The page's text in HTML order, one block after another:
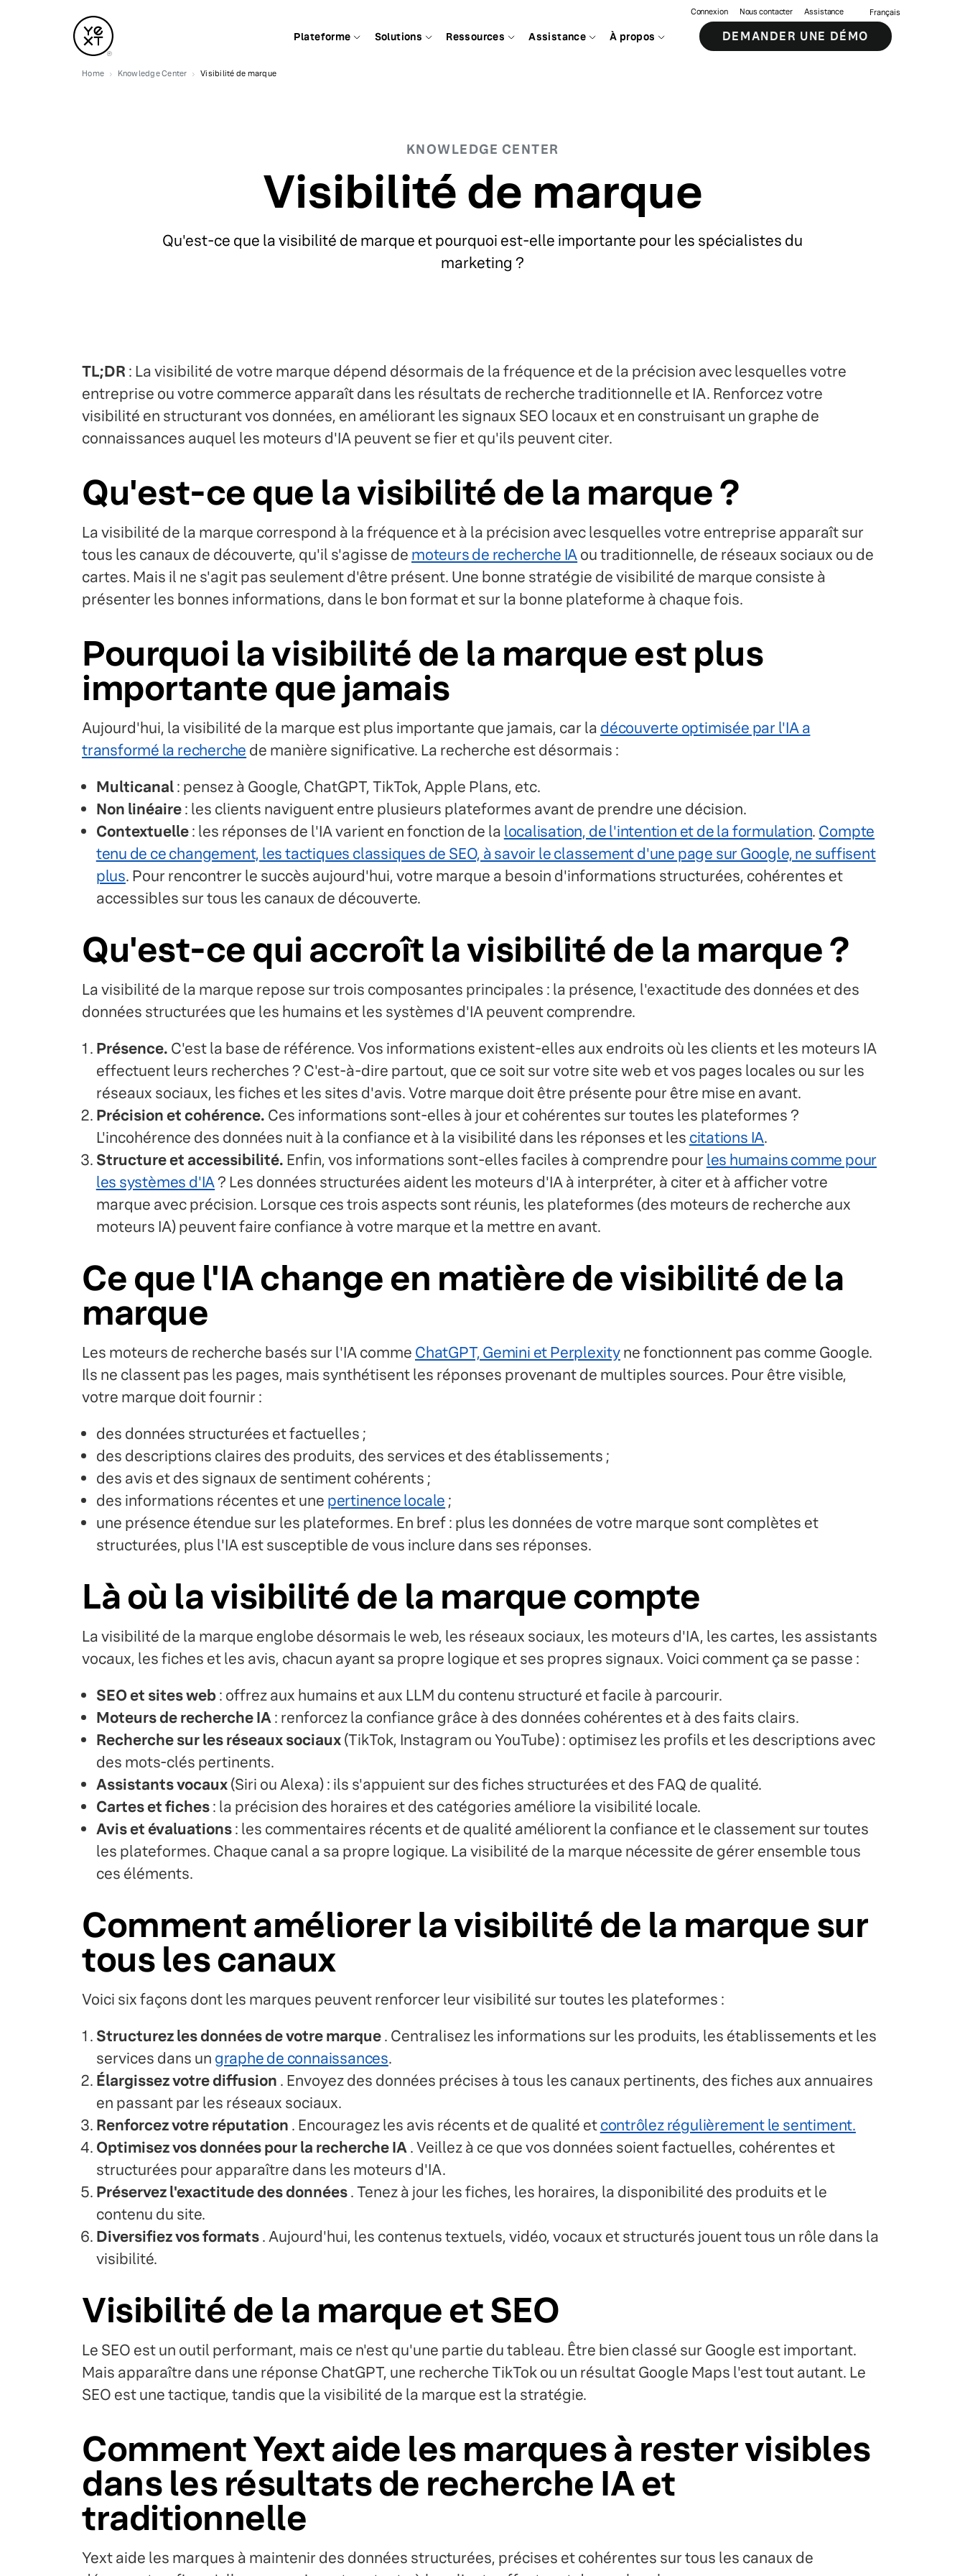
Plateforme Solutions Ressources Assistance À propos
Connexion Nous contacter Assistance Français
DEMANDER UNE DÉMO
Home Knowledge Center Visibilité de marque
KNOWLEDGE CENTER
Visibilité de marque
Qu'est-ce que la visibilité de marque et pourquoi est-elle importante pour les spécialistes du
marketing ?
TL;DR : La visibilité de votre marque dépend désormais de la fréquence et de la précision avec lesquelles votre
entreprise ou votre commerce apparaît dans les résultats de recherche traditionnelle et IA. Renforcez votre
visibilité en structurant vos données, en améliorant les signaux SEO locaux et en construisant un graphe de
connaissances auquel les moteurs d'IA peuvent se fier et qu'ils peuvent citer.
Qu'est-ce que la visibilité de la marque ?
La visibilité de la marque correspond à la fréquence et à la précision avec lesquelles votre entreprise apparaît sur
tous les canaux de découverte, qu'il s'agisse de moteurs de recherche IAou traditionnelle, de réseaux sociaux ou de
cartes. Mais il ne s'agit pas seulement d'être présent. Une bonne stratégie de visibilité de marque consiste à
présenter les bonnes informations, dans le bon format et sur la bonne plateforme à chaque fois.
Pourquoi la visibilité de la marque est plus
importante que jamais
Aujourd'hui, la visibilité de la marque est plus importante que jamais, car la découverte optimisée par l'IA a
transformé la recherche de manière significative. La recherche est désormais :
Multicanal: pensez à Google, ChatGPT, TikTok, Apple Plans, etc.
Non linéaire: les clients naviguent entre plusieurs plateformes avant de prendre une décision.
Contextuelle: les réponses de l'IA varient en fonction de la localisation, de l'intention et de la formulation. Compte
tenu de ce changement, les tactiques classiques de SEO, à savoir le classement d'une page sur Google, ne suffisent
plus. Pour rencontrer le succès aujourd'hui, votre marque a besoin d'informations structurées, cohérentes et
accessibles sur tous les canaux de découverte.
Qu'est-ce qui accroît la visibilité de la marque ?
La visibilité de la marque repose sur trois composantes principales : la présence, l'exactitude des données et des
données structurées que les humains et les systèmes d'IA peuvent comprendre.
Présence. C'est la base de référence. Vos informations existent-elles aux endroits où les clients et les moteurs IA
effectuent leurs recherches ? C'est-à-dire partout, que ce soit sur votre site web et vos pages locales ou sur les
réseaux sociaux, les fiches et les sites d'avis. Votre marque doit être présente pour être mise en avant.
Précision et cohérence. Ces informations sont-elles à jour et cohérentes sur toutes les plateformes ?
L'incohérence des données nuit à la confiance et à la visibilité dans les réponses et les citations IA.
Structure et accessibilité. Enfin, vos informations sont-elles faciles à comprendre pour les humains comme pour
les systèmes d'IA? Les données structurées aident les moteurs d'IA à interpréter, à citer et à afficher votre
marque avec précision. Lorsque ces trois aspects sont réunis, les plateformes (des moteurs de recherche aux
moteurs IA) peuvent faire confiance à votre marque et la mettre en avant.
Ce que l'IA change en matière de visibilité de la
marque
Les moteurs de recherche basés sur l'IA comme ChatGPT, Gemini et Perplexityne fonctionnent pas comme Google.
Ils ne classent pas les pages, mais synthétisent les réponses provenant de multiples sources. Pour être visible,
votre marque doit fournir :
des données structurées et factuelles ;
des descriptions claires des produits, des services et des établissements ;
des avis et des signaux de sentiment cohérents ;
des informations récentes et une pertinence locale ;
une présence étendue sur les plateformes. En bref : plus les données de votre marque sont complètes et
structurées, plus l'IA est susceptible de vous inclure dans ses réponses.
Là où la visibilité de la marque compte
La visibilité de la marque englobe désormais le web, les réseaux sociaux, les moteurs d'IA, les cartes, les assistants
vocaux, les fiches et les avis, chacun ayant sa propre logique et ses propres signaux. Voici comment ça se passe :
SEO et sites web: offrez aux humains et aux LLM du contenu structuré et facile à parcourir.
Moteurs de recherche IA: renforcez la confiance grâce à des données cohérentes et à des faits clairs.
Recherche sur les réseaux sociaux(TikTok, Instagram ou YouTube) : optimisez les profils et les descriptions avec
des mots-clés pertinents.
Assistants vocaux(Siri ou Alexa) : ils s'appuient sur des fiches structurées et des FAQ de qualité.
Cartes et fiches: la précision des horaires et des catégories améliore la visibilité locale.
Avis et évaluations: les commentaires récents et de qualité améliorent la confiance et le classement sur toutes
les plateformes. Chaque canal a sa propre logique. La visibilité de la marque nécessite de gérer ensemble tous
ces éléments.
Comment améliorer la visibilité de la marque sur
tous les canaux
Voici six façons dont les marques peuvent renforcer leur visibilité sur toutes les plateformes :
Structurez les données de votre marque. Centralisez les informations sur les produits, les établissements et les
services dans un graphe de connaissances.
Élargissez votre diffusion . Envoyez des données précises à tous les canaux pertinents, des fiches aux annuaires
en passant par les réseaux sociaux.
Renforcez votre réputation . Encouragez les avis récents et de qualité etcontrôlez régulièrement le sentiment.
Optimisez vos données pour la recherche IA. Veillez à ce que vos données soient factuelles, cohérentes et
structurées pour apparaître dans les moteurs d'IA.
Préservez l'exactitude des données. Tenez à jour les fiches, les horaires, la disponibilité des produits et le
contenu du site.
Diversifiez vos formats. Aujourd'hui, les contenus textuels, vidéo, vocaux et structurés jouent tous un rôle dans la
visibilité.
Visibilité de la marque et SEO
Le SEO est un outil performant, mais ce n'est qu'une partie du tableau. Être bien classé sur Google est important.
Mais apparaître dans une réponse ChatGPT, une recherche TikTok ou un résultat Google Maps l'est tout autant. Le
SEO est une tactique, tandis que la visibilité de la marque est la stratégie.
Comment Yext aide les marques à rester visibles
dans les résultats de recherche IA et
traditionnelle
Yext aide les marques à maintenir des données structurées, précises et cohérentes sur tous les canaux de